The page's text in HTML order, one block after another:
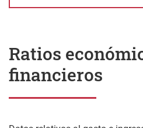
Ratios
financieros